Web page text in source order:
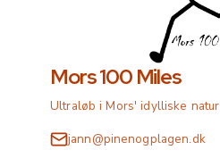
Mors 100 Miles
Ultraløb i Mors' idylliske natur
jann@pinenogplagen.dk